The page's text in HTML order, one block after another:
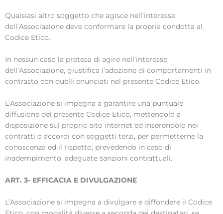
Qualsiasi altro soggetto che agisce nell’interesse
dell’Associazione deve conformare la propria condotta al
Codice Etico.
In nessun caso la pretesa di agire nell’interesse
dell’Associazione, giustifica l’adozione di comportamenti in
contrasto con quelli enunciati nel presente Codice Etico.
L’Associazione si impegna a garantire una puntuale
diffusione del presente Codice Etico, mettendolo a
disposizione sul proprio sito internet ed inserendolo nei
contratti o accordi con soggetti terzi, per permetterne la
conoscenza ed il rispetto, prevedendo in caso di
inadempimento, adeguate sanzioni contrattuali.
ART. 3- EFFICACIA E DIVULGAZIONE
L’Associazione si impegna a divulgare e diffondere il Codice